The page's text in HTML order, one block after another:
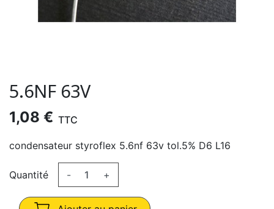
5.6NF 63V
1,08 € TTC
condensateur styroflex 5.6nf 63v tol.5% D6 L16
Quantité - +